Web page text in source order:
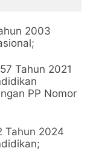
2003
Tahun 2021
PP Nomor
Tahun 2024